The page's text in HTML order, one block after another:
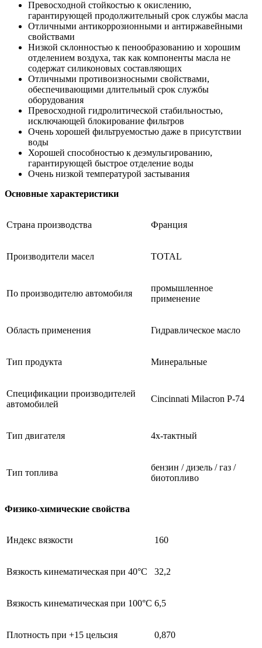
Превосходной стойкостью к окислению,
гарантирующей продолжительный срок службы масла
Отличными антикоррозионными и антиржавейными
свойствами
Низкой склонностью к пенообразованию и хорошим
отделением воздуха, так как компоненты масла не
содержат силиконовых составляющих
Отличными противоизносными свойствами,
обеспечивающими длительный срок службы
оборудования
Превосходной гидролитической стабильностью,
исключающей блокирование фильтров
Очень хорошей фильтруемостью даже в присутствии
воды
Хорошей способностью к деэмульгированию,
гарантирующей быстрое отделение воды
Очень низкой температурой застывания
Основные характеристики
Страна производства Франция
Производители масел TOTAL
По производителю автомобиля
промышленное
применение
Область применения Гидравлическое масло
Тип продукта Минеральные
Спецификации производителей
автомобилей
Cincinnati Milacron P-74
Тип двигателя 4х-тактный
Тип топлива
бензин / дизель / газ /
биотопливо
Физико-химические свойства
Индекс вязкости 160
Вязкость кинематическая при 40°С 32,2
Вязкость кинематическая при 100°С 6,5
Плотность при +15 цельсия 0,870